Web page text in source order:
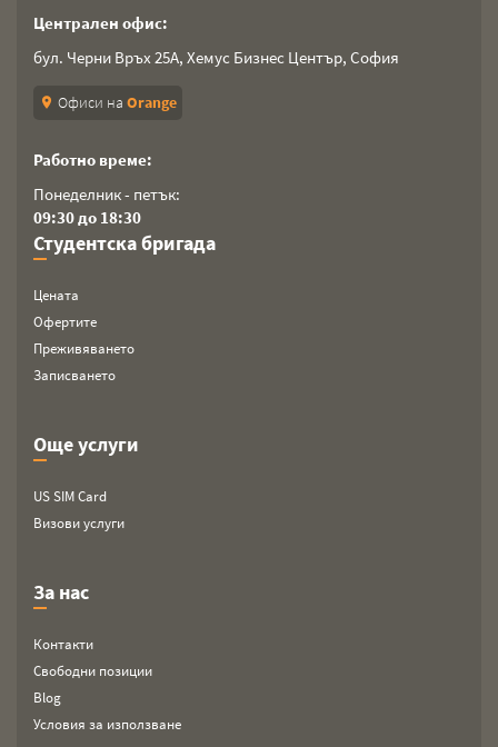
Централен офис:
бул. Черни Връх 25А, Хемус Бизнес Център, София
location_on Офиси на Orange
Работно време:
Понеделник - петък:
09:30 до 18:30
Студентска бригада
Цената
Офертите
Преживяването
Записването
Още услуги
US SIM Card
Визови услуги
За нас
Контакти
Свободни позиции
Blog
Условия за използване